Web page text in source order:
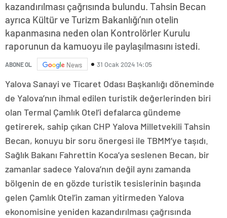
kazandırılması çağrısında bulundu. Tahsin Becan
ayrıca Kültür ve Turizm Bakanlığı’nın otelin
kapanmasına neden olan Kontrolörler Kurulu
raporunun da kamuoyu ile paylaşılmasını istedi.
ABONE OL News 31 Ocak 2024 14:05
Yalova Sanayi ve Ticaret Odası Başkanlığı döneminde
de Yalova’nın ihmal edilen turistik değerlerinden biri
olan Termal Çamlık Otel’i defalarca gündeme
getirerek, sahip çıkan CHP Yalova Milletvekili Tahsin
Becan, konuyu bir soru önergesi ile TBMM’ye taşıdı.
Sağlık Bakanı Fahrettin Koca’ya seslenen Becan, bir
zamanlar sadece Yalova’nın değil aynı zamanda
bölgenin de en gözde turistik tesislerinin başında
gelen Çamlık Otel’in zaman yitirmeden Yalova
ekonomisine yeniden kazandırılması çağrısında